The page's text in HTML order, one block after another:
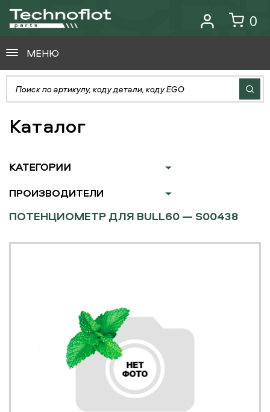
0
МЕНЮ
Каталог
КАТЕГОРИИ
ПРОИЗВОДИТЕЛИ
ПОТЕНЦИОМЕТР ДЛЯ BULL60 — S00438